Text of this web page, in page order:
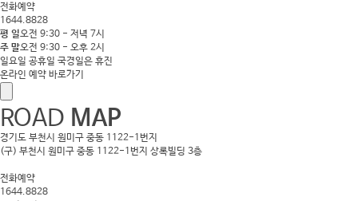
전화예약
1644.8828
평 일오전 9:30 - 저녁 7시
주 말오전 9:30 - 오후 2시
일요일 공휴일 국경일은 휴진
온라인 예약 바로가기
ROAD MAP
경기도 부천시 원미구 중동 1122-1번지
(구) 부천시 원미구 중동 1122-1번지 상록빌딩 3층
전화예약
1644.8828